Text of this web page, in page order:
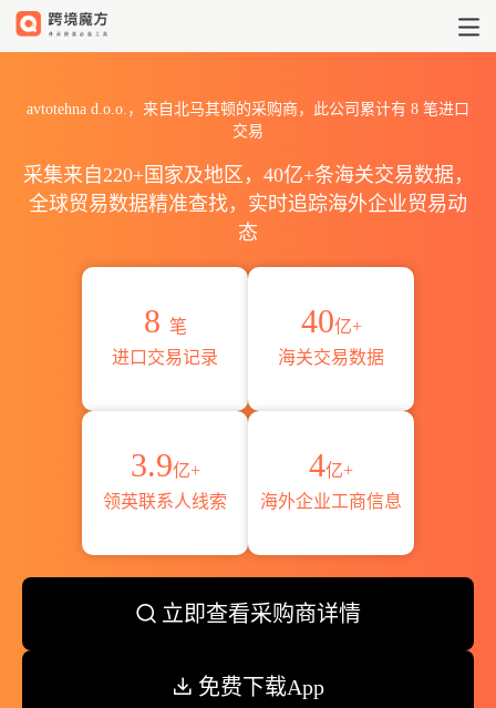
avtotehna d.o.o.，来自北马其顿的采购商，此公司累计有 8 笔进口
交易
采集来自220+国家及地区，40亿+条海关交易数据，
全球贸易数据精准查找，实时追踪海外企业贸易动
态
8 笔
进口交易记录
40亿+
海关交易数据
3.9亿+
领英联系人线索
4亿+
海外企业工商信息
立即查看采购商详情
免费下载App